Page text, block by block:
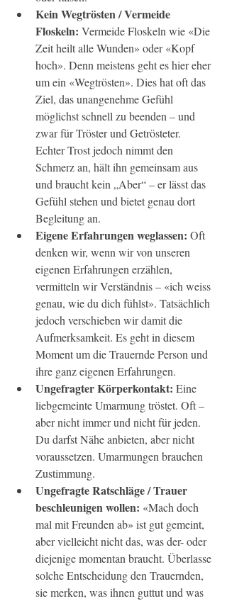
Kein Wegtrösten / Vermeide
Floskeln: Vermeide Floskeln wie «Die
Zeit heilt alle Wunden» oder «Kopf
hoch». Denn meistens geht es hier eher
um ein «Wegtrösten». Dies hat oft das
Ziel, das unangenehme Gefühl
möglichst schnell zu beenden – und
zwar für Tröster und Getrösteter.
Echter Trost jedoch nimmt den
Schmerz an, hält ihn gemeinsam aus
und braucht kein „Aber“ – er lässt das
Gefühl stehen und bietet genau dort
Begleitung an.
Eigene Erfahrungen weglassen: Oft
denken wir, wenn wir von unseren
eigenen Erfahrungen erzählen,
vermitteln wir Verständnis – «ich weiss
genau, wie du dich fühlst». Tatsächlich
jedoch verschieben wir damit die
Aufmerksamkeit. Es geht in diesem
Moment um die Trauernde Person und
ihre ganz eigenen Erfahrungen.
Ungefragter Körperkontakt: Eine
liebgemeinte Umarmung tröstet. Oft –
aber nicht immer und nicht für jeden.
Du darfst Nähe anbieten, aber nicht
voraussetzen. Umarmungen brauchen
Zustimmung.
Ungefragte Ratschläge / Trauer
beschleunigen wollen: «Mach doch
mal mit Freunden ab» ist gut gemeint,
aber vielleicht nicht das, was der- oder
diejenige momentan braucht. Überlasse
solche Entscheidung den Trauernden,
sie merken, was ihnen guttut und was